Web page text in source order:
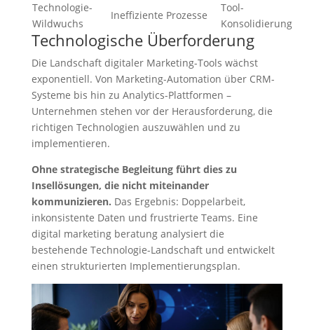
Technologie-
Wildwuchs
Ineffiziente Prozesse
Tool-
Konsolidierung
Technologische Überforderung
Die Landschaft digitaler Marketing-Tools wächst
exponentiell. Von Marketing-Automation über CRM-
Systeme bis hin zu Analytics-Plattformen –
Unternehmen stehen vor der Herausforderung, die
richtigen Technologien auszuwählen und zu
implementieren.
Ohne strategische Begleitung führt dies zu
Insellösungen, die nicht miteinander
kommunizieren. Das Ergebnis: Doppelarbeit,
inkonsistente Daten und frustrierte Teams. Eine
digital marketing beratung analysiert die
bestehende Technologie-Landschaft und entwickelt
einen strukturierten Implementierungsplan.